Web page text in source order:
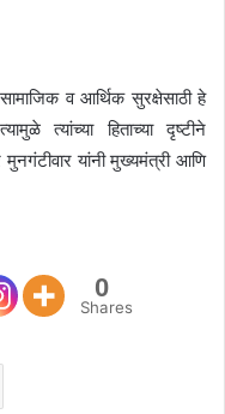
व आर्थिक सुरक्षेसाठी हे
त्यांच्या हिताच्या दृष्टीने
यांनी मुख्यमंत्री आणि
0
Shares